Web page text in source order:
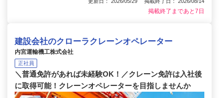
掲載終了まであと7日
建設会社のクローラクレーンオペレーター
内宮運輸機工株式会社
正社員
＼普通免許があれば未経験OK！／クレーン免許は入社後
に取得可能！クレーンオペレーターを目指しませんか